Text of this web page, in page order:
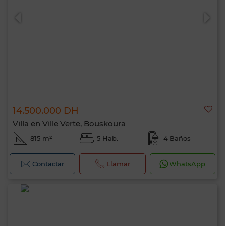
14.500.000 DH
Villa en Ville Verte, Bouskoura
815 m² 5 Hab. 4 Baños
Contactar Llamar WhatsApp